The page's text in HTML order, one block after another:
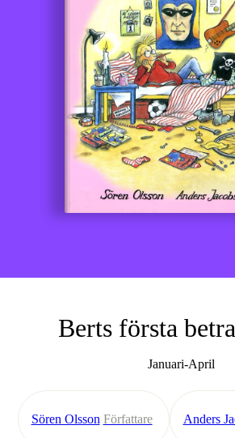
Berts första
Januari-April
Sören Olsson Författare Anders